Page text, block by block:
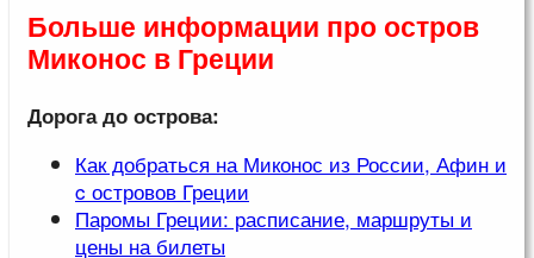
Больше информации про остров
Миконос в Греции
Дорога до острова:
Как добраться на Миконос из России, Афин и
c островов Греции
Паромы Греции: расписание, маршруты и
цены на билеты